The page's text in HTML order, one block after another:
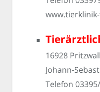
16928
Johann-
Telefon